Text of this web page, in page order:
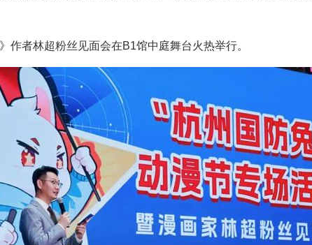
作者林超粉丝见面会在B1馆中庭舞台火热举行。